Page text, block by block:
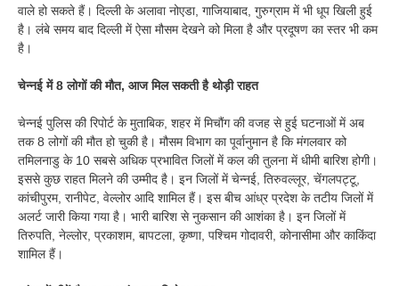
वाले हो सकते हैं। दिल्ली के अलावा नोएडा, गाजियाबाद, गुरुग्राम में भी धूप खिली हुई
है। लंबे समय बाद दिल्ली में ऐसा मौसम देखने को मिला है और प्रदूषण का स्तर भी कम
है।
चेन्नई में 8 लोगों की मौत, आज मिल सकती है थोड़ी राहत
चेन्नई पुलिस की रिपोर्ट के मुताबिक, शहर में मिचौंग की वजह से हुई घटनाओं में अब
तक 8 लोगों की मौत हो चुकी है। मौसम विभाग का पूर्वानुमान है कि मंगलवार को
तमिलनाडु के 10 सबसे अधिक प्रभावित जिलों में कल की तुलना में धीमी बारिश होगी।
इससे कुछ राहत मिलने की उम्मीद है। इन जिलों में चेन्नई, तिरुवल्लूर, चेंगलपट्टू,
कांचीपुरम, रानीपेट, वेल्लोर आदि शामिल हैं। इस बीच आंध्र प्रदेश के तटीय जिलों में
अलर्ट जारी किया गया है। भारी बारिश से नुकसान की आशंका है। इन जिलों में
तिरुपति, नेल्लोर, प्रकाशम, बापटला, कृष्णा, पश्चिम गोदावरी, कोनासीमा और काकिंदा
शामिल हैं।